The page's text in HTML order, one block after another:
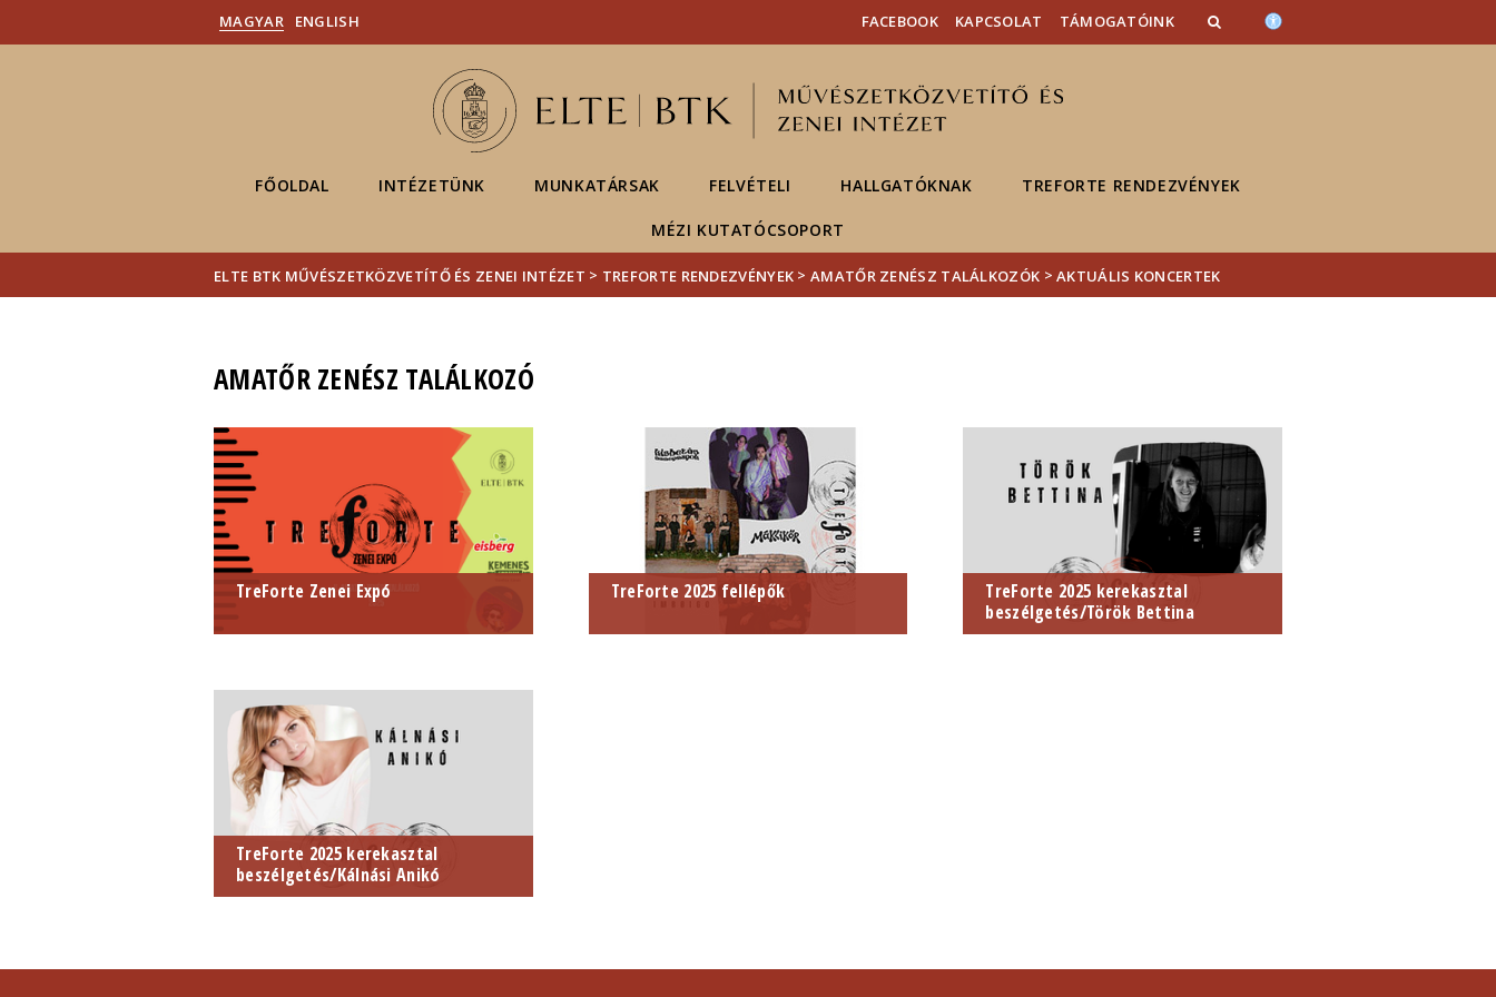
MAGYAR ENGLISH FACEBOOK KAPCSOLAT TÁMOGATÓINK
FŐOLDAL INTÉZETÜNK MUNKATÁRSAK FELVÉTELI HALLGATÓKNAK TREFORTE RENDEZVÉNYEK
MÉZI KUTATÓCSOPORT
ELTE BTK MŰVÉSZETKÖZVETÍTŐ ÉS ZENEI INTÉZET > TREFORTE RENDEZVÉNYEK >AMATŐR ZENÉSZ TALÁLKOZÓK >AKTUÁLIS KONCERTEK
AMATŐR ZENÉSZ TALÁLKOZÓ
TreForte Zenei Expó
Klub
TreForte 2025 fellépők
TreForte 2025 kerekasztal
beszélgetés/Török Bettina
TreForte 2025 kerekasztal
beszélgetés/Kálnási Anikó